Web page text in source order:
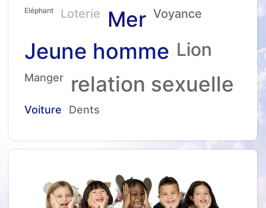
Eléphant Loterie Mer Voyance
Jeune homme Lion
Manger relation sexuelle
Voiture Dents